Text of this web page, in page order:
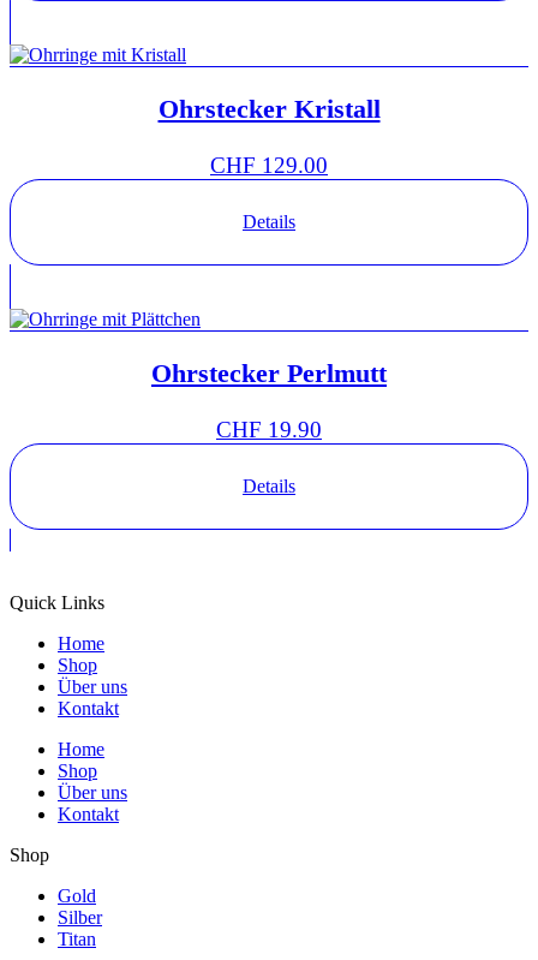
Ohrstecker Kristall
CHF 129.00
Details
Ohrstecker Perlmutt
CHF 19.90
Details
Quick Links
Home
Shop
Über uns
Kontakt
Home
Shop
Über uns
Kontakt
Shop
Gold
Silber
Titan